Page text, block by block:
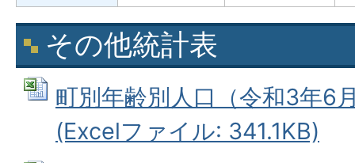
その他統計表
町別年齢別人口（令和3年6
(Excelファイル: 341.1KB)